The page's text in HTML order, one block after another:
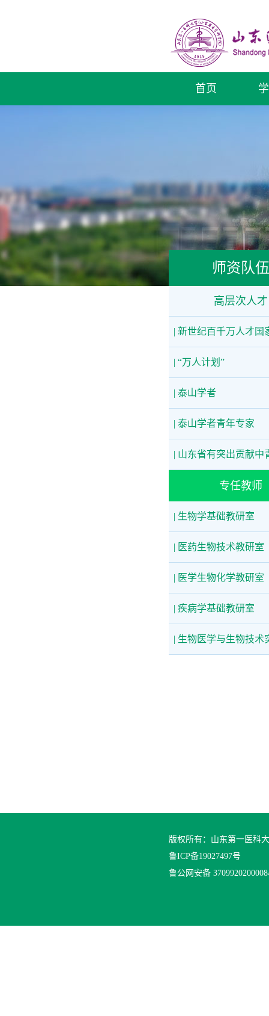
首页
师资队伍
高层次人才
| 新世纪百千万人才国
| “万人计划”
| 泰山学者
| 泰山学者青年专家
| 山东省有突出贡献中
专任教师
| 生物学基础教研室
| 医药生物技术教研室
| 医学生物化学教研室
| 疾病学基础教研室
| 生物医学与生物技术
版权所有：山东第一医科
鲁ICP备19027497号
鲁公网安备